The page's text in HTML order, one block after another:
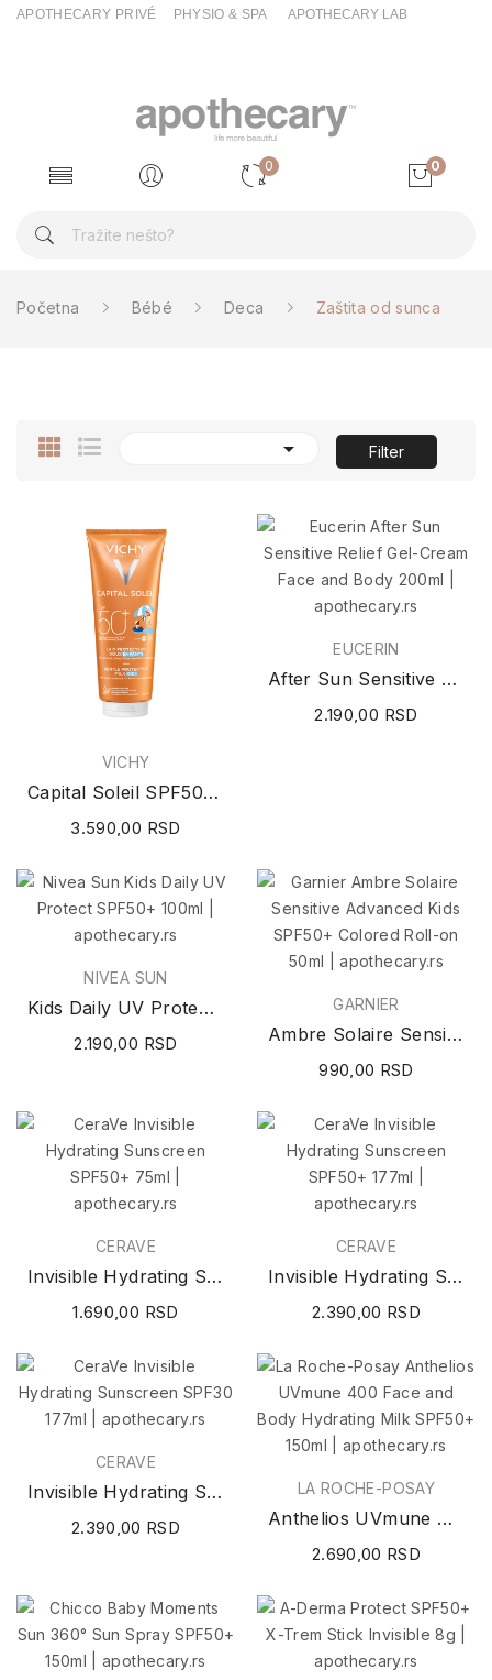
APOTHECARY PRIVÉ PHYSIO & SPA APOTHECARY LAB
0 0
Početna Bébé Deca Zaštita od sunca
 Filter
VICHY
Capital Soleil SPF50+ Gentle Protective Milk...
3.590,00 RSD
EUCERIN
After Sun Sensitive Relief Gel-Cream Face and...
2.190,00 RSD
NIVEA SUN
Kids Daily UV Protect SPF50+ 100ml
2.190,00 RSD
GARNIER
Ambre Solaire Sensitive Advanced Kids SPF50+...
990,00 RSD
CERAVE
Invisible Hydrating Sunscreen SPF50+ 75ml
1.690,00 RSD
CERAVE
Invisible Hydrating Sunscreen SPF50+ 177ml
2.390,00 RSD
CERAVE
Invisible Hydrating Sunscreen SPF30 177ml
2.390,00 RSD
LA ROCHE-POSAY
Anthelios UVmune 400 Face and Body Hydrating...
2.690,00 RSD